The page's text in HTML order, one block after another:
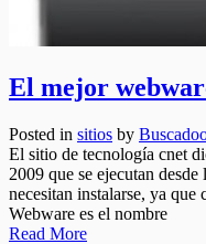
El mejor
Posted in sitios by
El sitio de tecnología cnet
2009 que se ejecutan
necesitan instalarse, ya que
Webware es el nombre
Read More